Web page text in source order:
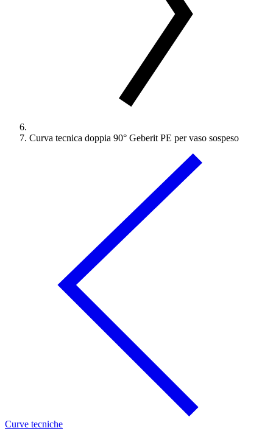
Curva tecnica doppia 90° Geberit PE per vaso sospeso
Curve tecniche